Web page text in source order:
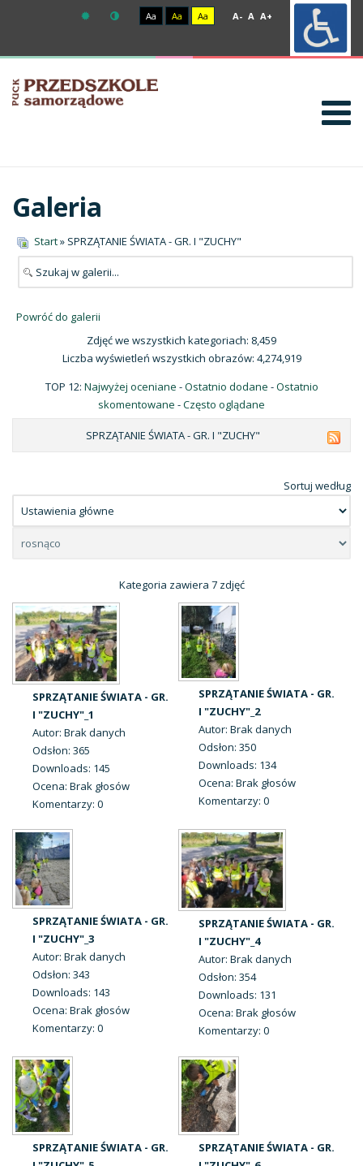
Aa Aa Aa A- A A+
Galeria
Start» SPRZĄTANIE ŚWIATA - GR. I "ZUCHY"
Powróć do galerii
Zdjęć we wszystkich kategoriach: 8,459
Liczba wyświetleń wszystkich obrazów: 4,274,919
TOP 12: Najwyżej oceniane -Ostatnio dodane -Ostatnio
skomentowane -Często oglądane
SPRZĄTANIE ŚWIATA - GR. I "ZUCHY"
Sortuj według
Kategoria zawiera 7 zdjęć
SPRZĄTANIE ŚWIATA - GR.
I "ZUCHY"_1
Autor: Brak danych
Odsłon: 365
Downloads: 145
Ocena: Brak głosów
Komentarzy: 0
SPRZĄTANIE ŚWIATA - GR.
I "ZUCHY"_2
Autor: Brak danych
Odsłon: 350
Downloads: 134
Ocena: Brak głosów
Komentarzy: 0
SPRZĄTANIE ŚWIATA - GR.
I "ZUCHY"_3
Autor: Brak danych
Odsłon: 343
Downloads: 143
Ocena: Brak głosów
Komentarzy: 0
SPRZĄTANIE ŚWIATA - GR.
I "ZUCHY"_4
Autor: Brak danych
Odsłon: 354
Downloads: 131
Ocena: Brak głosów
Komentarzy: 0
SPRZĄTANIE ŚWIATA - GR.
SPRZĄTANIE ŚWIATA - GR.